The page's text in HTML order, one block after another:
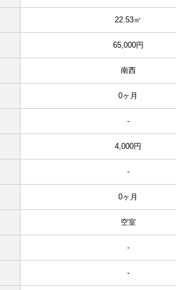
22.53㎡
65,000円
南西
0ヶ月
-
4,000円
-
0ヶ月
空室
-
-